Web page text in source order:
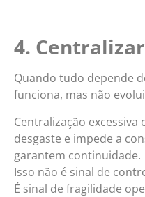
4.
Quando tudo depende
funciona, mas não
Centralização
desgaste e impede a
garantem continuidade.
Isso não é sinal de
É sinal de fragilidade